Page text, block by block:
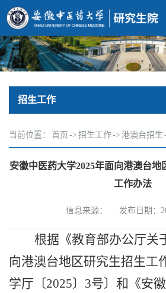
招生工作
当前位置： 首页 -> 招生工作-> 港澳台招生
安徽中医药大学2025年面向港澳台
工作办法
信息来源： 发布日期：
根据《教育部办公厅关
向港澳台地区研究生招生工
学厅〔2025〕 3号〕和《安